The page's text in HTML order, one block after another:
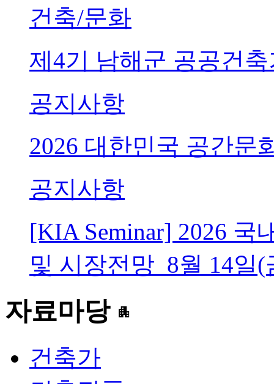
건축/문화
제4기 남해군 공공건
공지사항
2026 대한민국 공간문
공지사항
[KIA Seminar] 2026 국
및 시장전망_8월 14일(
자료마당 apartment
건축가